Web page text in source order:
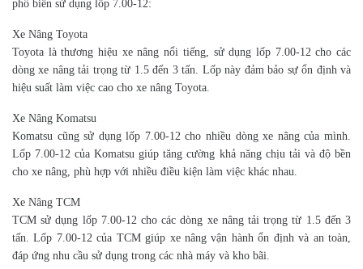
phổ biến sử dụng lốp 7.00-12:
Xe Nâng Toyota
Toyota là thương hiệu xe nâng nổi tiếng, sử dụng lốp 7.00-12 cho các
dòng xe nâng tải trọng từ 1.5 đến 3 tấn. Lốp này đảm bảo sự ổn định và
hiệu suất làm việc cao cho xe nâng Toyota.
Xe Nâng Komatsu
Komatsu cũng sử dụng lốp 7.00-12 cho nhiều dòng xe nâng của mình.
Lốp 7.00-12 của Komatsu giúp tăng cường khả năng chịu tải và độ bền
cho xe nâng, phù hợp với nhiều điều kiện làm việc khác nhau.
Xe Nâng TCM
TCM sử dụng lốp 7.00-12 cho các dòng xe nâng tải trọng từ 1.5 đến 3
tấn. Lốp 7.00-12 của TCM giúp xe nâng vận hành ổn định và an toàn,
đáp ứng nhu cầu sử dụng trong các nhà máy và kho bãi.